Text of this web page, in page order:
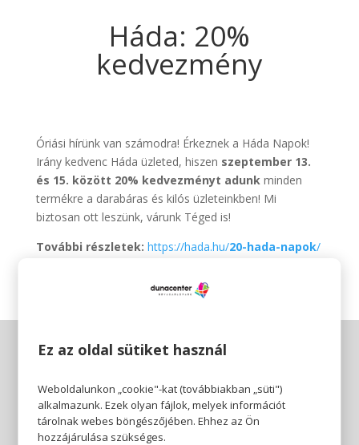
Háda: 20%
kedvezmény
Óriási hírünk van számodra! Érkeznek a Háda Napok!
Irány kedvenc Háda üzleted, hiszen szeptember 13.
és 15. között 20% kedvezményt adunkminden
termékre a darabáras és kilós üzleteinkben! Mi
biztosan ott leszünk, várunk Téged is!
További részletek: https://hada.hu/20-hada-napok/
Ez az oldal sütiket használ
Weboldalunkon „cookie"-kat (továbbiakban „süti")
alkalmazunk. Ezek olyan fájlok, melyek információt
tárolnak webes böngészőjében. Ehhez az Ön
hozzájárulása szükséges.